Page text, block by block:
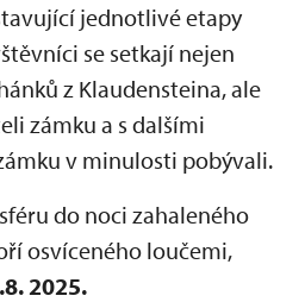
jednotlivé etapy
se setkají nejen
z Klaudensteina, ale
zámku a s dalšími
v minulosti pobývali.
do noci zahaleného
osvíceného loučemi,
2025.